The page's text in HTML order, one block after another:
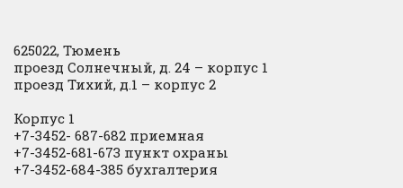
625022, Тюмень
проезд Солнечный, д. 24 – корпус 1
проезд Тихий, д.1 – корпус 2
Корпус 1
+7-3452- 687-682 приемная
+7-3452-681-673 пункт охраны
+7-3452-684-385 бухгалтерия